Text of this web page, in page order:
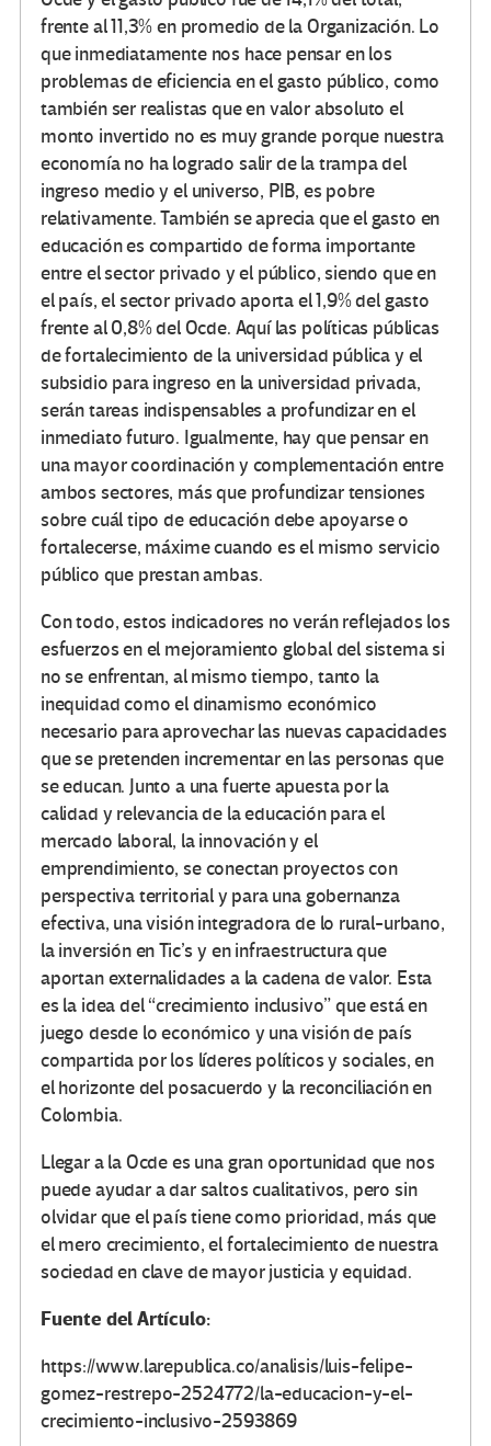
frente al 11,3% en promedio de la Organización. Lo
que inmediatamente nos hace pensar en los
problemas de eficiencia en el gasto público, como
también ser realistas que en valor absoluto el
monto invertido no es muy grande porque nuestra
economía no ha logrado salir de la trampa del
ingreso medio y el universo, PIB, es pobre
relativamente. También se aprecia que el gasto en
educación es compartido de forma importante
entre el sector privado y el público, siendo que en
el país, el sector privado aporta el 1,9% del gasto
frente al 0,8% del Ocde. Aquí las políticas públicas
de fortalecimiento de la universidad pública y el
subsidio para ingreso en la universidad privada,
serán tareas indispensables a profundizar en el
inmediato futuro. Igualmente, hay que pensar en
una mayor coordinación y complementación entre
ambos sectores, más que profundizar tensiones
sobre cuál tipo de educación debe apoyarse o
fortalecerse, máxime cuando es el mismo servicio
público que prestan ambas.
Con todo, estos indicadores no verán reflejados los
esfuerzos en el mejoramiento global del sistema si
no se enfrentan, al mismo tiempo, tanto la
inequidad como el dinamismo económico
necesario para aprovechar las nuevas capacidades
que se pretenden incrementar en las personas que
se educan. Junto a una fuerte apuesta por la
calidad y relevancia de la educación para el
mercado laboral, la innovación y el
emprendimiento, se conectan proyectos con
perspectiva territorial y para una gobernanza
efectiva, una visión integradora de lo rural-urbano,
la inversión en Tic’s y en infraestructura que
aportan externalidades a la cadena de valor. Esta
es la idea del “crecimiento inclusivo” que está en
juego desde lo económico y una visión de país
compartida por los líderes políticos y sociales, en
el horizonte del posacuerdo y la reconciliación en
Colombia.
Llegar a la Ocde es una gran oportunidad que nos
puede ayudar a dar saltos cualitativos, pero sin
olvidar que el país tiene como prioridad, más que
el mero crecimiento, el fortalecimiento de nuestra
sociedad en clave de mayor justicia y equidad.
Fuente del Artículo:
https://www.larepublica.co/analisis/luis-felipe-
gomez-restrepo-2524772/la-educacion-y-el-
crecimiento-inclusivo-2593869